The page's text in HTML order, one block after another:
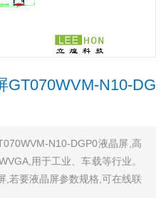
GT070WVM-N10-DG
N10-DGP0液晶屏,高
用于工业、车载等行业。
,若要液晶屏参数规格,可在线联